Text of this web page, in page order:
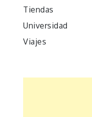
Tiendas
Universidad
Viajes